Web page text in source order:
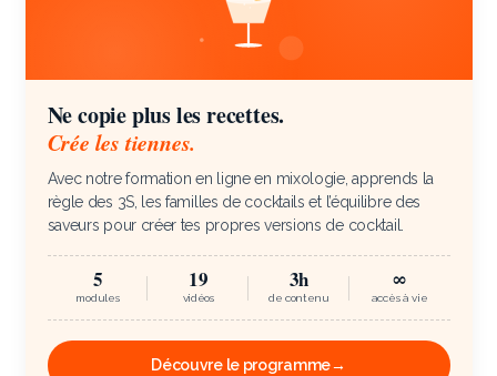
Ne copie plus les recettes.
Crée les tiennes.
Avec notre formation en ligne en mixologie, apprends la
règle des 3S, les familles de cocktails et l’équilibre des
saveurs pour créer tes propres versions de cocktail.
5
modules
19
vidéos
3h
de contenu
∞
accès à vie
Découvre le programme→